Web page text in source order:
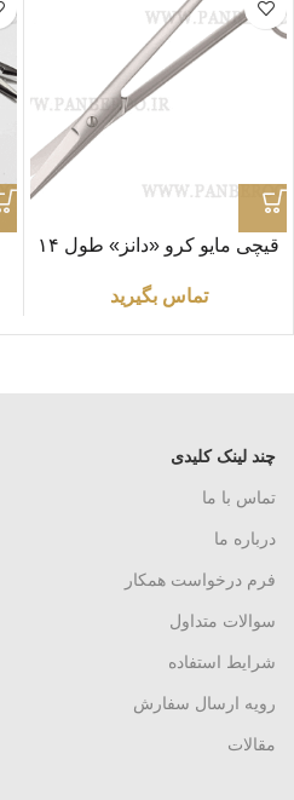
قیچی مایو کرو «دانز» طول ۱۴
تماس بگیرید
چند لینک کلیدی
تماس با ما
درباره ما
فرم درخواست همکار
سوالات متداول
شرایط استفاده
رویه ارسال سفارش
مقالات